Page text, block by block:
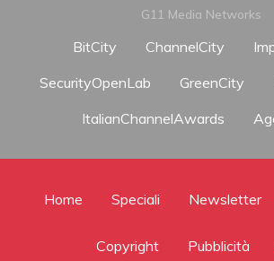
G11 Media Networks
BitCity ChannelCity
SecurityOpenLab
GreenCity
ItalianChannelAwards
Home Speciali Newsletter
Copyright Pubblicità